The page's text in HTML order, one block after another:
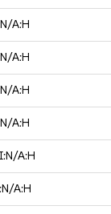
A:H
A:H
A:H
A:H
A:H
A:H